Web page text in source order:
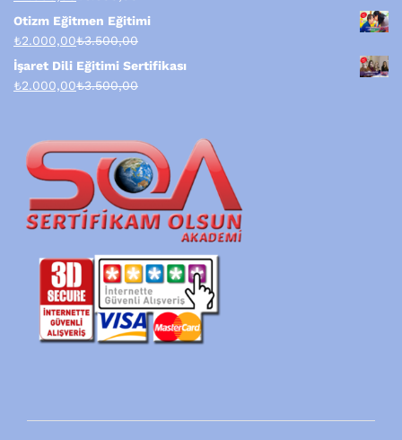
Otizm Eğitmen Eğitimi
₺2.000,00₺3.500,00
İşaret Dili Eğitimi Sertifikası
₺2.000,00₺3.500,00